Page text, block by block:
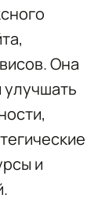
Она
улучшать
и